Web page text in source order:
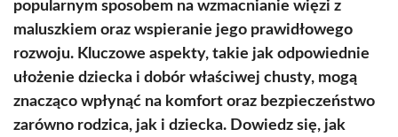
popularnym sposobem na wzmacnianie więzi z
maluszkiem oraz wspieranie jego prawidłowego
rozwoju. Kluczowe aspekty, takie jak odpowiednie
ułożenie dziecka i dobór właściwej chusty, mogą
znacząco wpłynąć na komfort oraz bezpieczeństwo
zarówno rodzica, jak i dziecka. Dowiedz się, jak